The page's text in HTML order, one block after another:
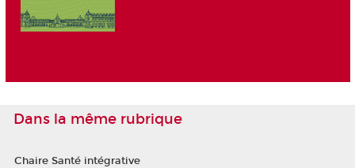
Dans la même rubrique
Chaire Santé intégrative